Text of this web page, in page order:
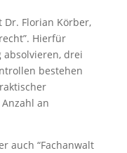
Dr. Florian Körber,
Hierfür
absolvieren, drei
bestehen
an
auch “Fachanwalt